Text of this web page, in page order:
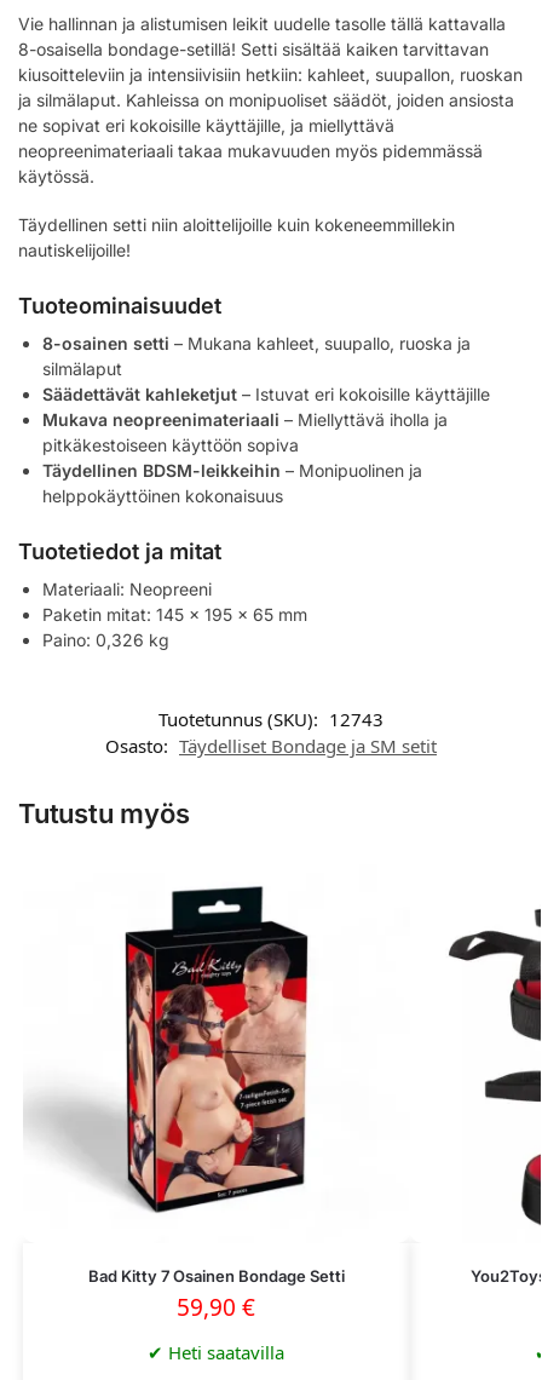
Vie hallinnan ja alistumisen leikit uudelle tasolle tällä kattavalla
8-osaisella bondage-setillä! Setti sisältää kaiken tarvittavan
kiusoitteleviin ja intensiivisiin hetkiin: kahleet, suupallon, ruoskan
ja silmälaput. Kahleissa on monipuoliset säädöt, joiden ansiosta
ne sopivat eri kokoisille käyttäjille, ja miellyttävä
neopreenimateriaali takaa mukavuuden myös pidemmässä
käytössä.
Täydellinen setti niin aloittelijoille kuin kokeneemmillekin
nautiskelijoille!
Tuoteominaisuudet
8-osainen setti – Mukana kahleet, suupallo, ruoska ja
silmälaput
Säädettävät kahleketjut – Istuvat eri kokoisille käyttäjille
Mukava neopreenimateriaali – Miellyttävä iholla ja
pitkäkestoiseen käyttöön sopiva
Täydellinen BDSM-leikkeihin – Monipuolinen ja
helppokäyttöinen kokonaisuus
Tuotetiedot ja mitat
Materiaali: Neopreeni
Paketin mitat: 145 x 195 x 65 mm
Paino: 0,326 kg
Tuotetunnus (SKU): 12743
Osasto: Täydelliset Bondage ja SM setit
Tutustu myös
Bad Kitty 7 Osainen Bondage Setti
59,90€
✔ Heti saatavilla